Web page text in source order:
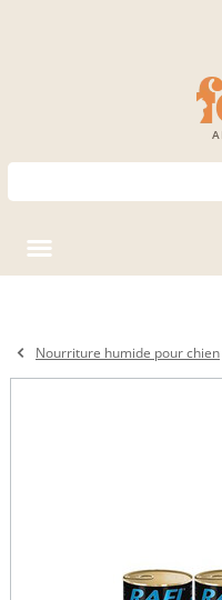
Nourriture humide pour chien